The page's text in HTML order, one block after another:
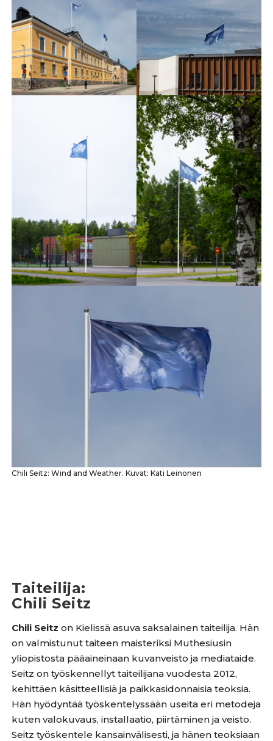
Chili Seitz: Wind and Weather. Kuvat: Kati Leinonen
Taiteilija:
Chili Seitz
Chili Seitz on Kielissä asuva saksalainen taiteilija. Hän
on valmistunut taiteen maisteriksi Muthesiusin
yliopistosta pääaineinaan kuvanveisto ja mediataide.
Seitz on työskennellyt taiteilijana vuodesta 2012,
kehittäen käsitteellisiä ja paikkasidonnaisia teoksia.
Hän hyödyntää työskentelyssään useita eri metodeja
kuten valokuvaus, installaatio, piirtäminen ja veisto.
Seitz työskentele kansainvälisesti, ja hänen teoksiaan